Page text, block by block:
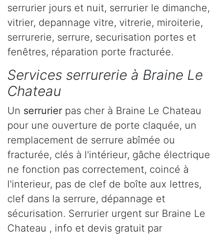
serrurier jours et nuit, serrurier le dimanche,
vitrier, depannage vitre, vitrerie, miroiterie,
serrurerie, serrure, securisation portes et
fenêtres, réparation porte fracturée.
Services serrurerie à Braine Le
Chateau
Un serrurier pas cher à Braine Le Chateau
pour une ouverture de porte claquée, un
remplacement de serrure abîmée ou
fracturée, clés à l'intérieur, gâche électrique
ne fonction pas correctement, coincé à
l'interieur, pas de clef de boîte aux lettres,
clef dans la serrure, dépannage et
sécurisation. Serrurier urgent sur Braine Le
Chateau , info et devis gratuit par